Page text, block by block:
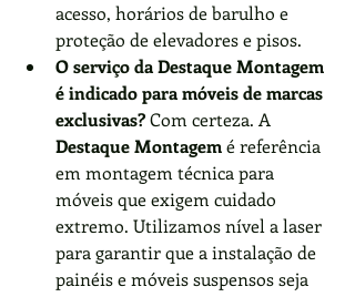
acesso, horários de barulho e
proteção de elevadores e pisos.
O serviço da Destaque Montagem
é indicado para móveis de marcas
exclusivas? Com certeza. A
Destaque Montagem é referência
em montagem técnica para
móveis que exigem cuidado
extremo. Utilizamos nível a laser
para garantir que a instalação de
painéis e móveis suspensos seja